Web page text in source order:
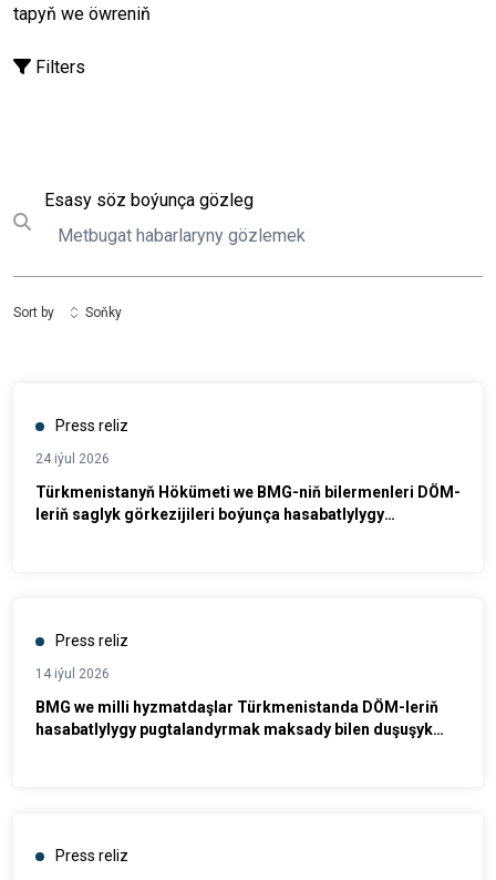
tapyň we öwreniň
Filters
Submit search
Esasy söz boýunça gözlegGözleg
Sort by Soňky
Press reliz
24 iýul 2026
Türkmenistanyň Hökümeti we BMG-niň bilermenleri DÖM-
leriň saglyk görkezijileri boýunça hasabatlylygy
Press reliz
14 iýul 2026
BMG we milli hyzmatdaşlar Türkmenistanda DÖM-leriň
hasabatlylygy pugtalandyrmak maksady bilen duşuşyk
Press reliz